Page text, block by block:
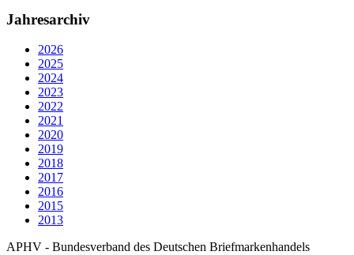
Jahresarchiv
2026
2025
2024
2023
2022
2021
2020
2019
2018
2017
2016
2015
2013
APHV - Bundesverband des Deutschen Briefmarkenhandels